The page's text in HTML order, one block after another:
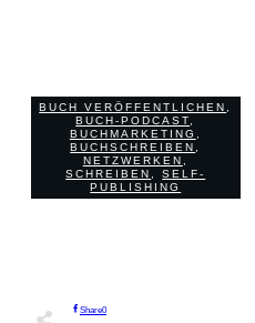
BUCH VERÖFFENTLICHEN
BUCH-PODCAST
BUCHMARKETING
BUCHSCHREIBEN
NETZWERKEN
SCHREIBEN
,SELF-
PUBLISHING
Share0